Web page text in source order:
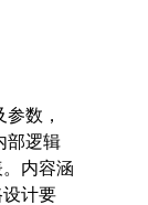
数，
部逻辑
内容涵
计要